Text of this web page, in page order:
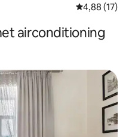
Gemiddelde
4,88 (17)
airconditioning